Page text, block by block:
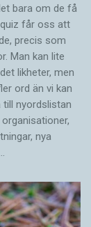
bara om de få
får oss att
precis som
Man kan lite
likheter, men
ord än vi kan
till nyordslistan
nya